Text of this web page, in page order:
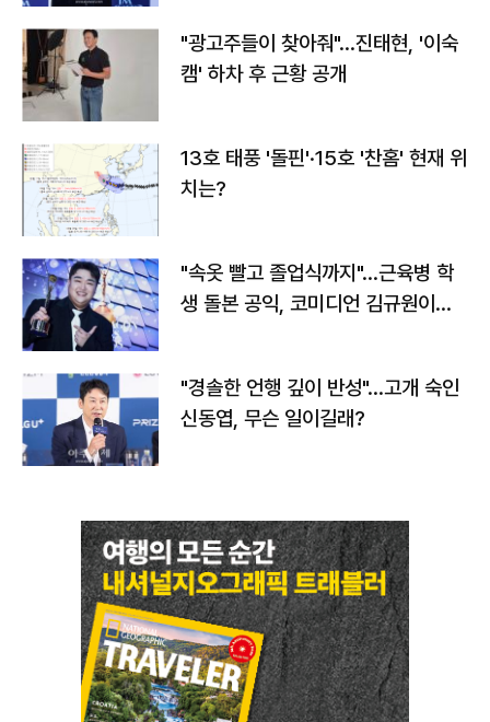
"광고주들이 찾아줘"…진태현, '이숙
캠' 하차 후 근황 공개
13호 태풍 '돌핀'·15호 '찬홈' 현재 위
치는?
"속옷 빨고 졸업식까지"…근육병 학
생 돌본 공익, 코미디언 김규원이었
"경솔한 언행 깊이 반성"…고개 숙인
신동엽, 무슨 일이길래?